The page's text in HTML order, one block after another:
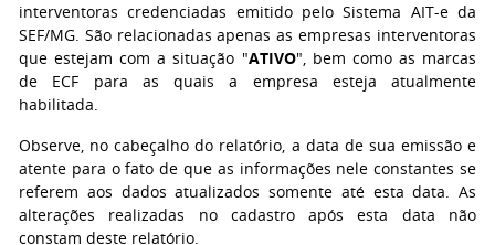
interventoras credenciadas emitido pelo Sistema AIT-e da
SEF/MG. São relacionadas apenas as empresas interventoras
que estejam com a situação "ATIVO", bem como as marcas
de ECF para as quais a empresa esteja atualmente
habilitada.
Observe, no cabeçalho do relatório, a data de sua emissão e
atente para o fato de que as informações nele constantes se
referem aos dados atualizados somente até esta data. As
alterações realizadas no cadastro após esta data não
constam deste relatório.